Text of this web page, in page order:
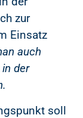
zur
Einsatz
auch
der
soll